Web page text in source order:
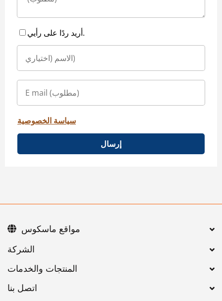
أريد ردًا على رأيي.
سياسة الخصوصية
إرسال
اتصل بنا
مواقع ماسكوس